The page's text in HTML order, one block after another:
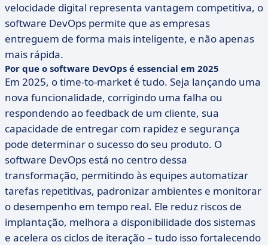
velocidade digital representa vantagem competitiva, o
software DevOps permite que as empresas
entreguem de forma mais inteligente, e não apenas
mais rápida.
Por que o software DevOps é essencial em 2025
Em 2025, o time-to-market é tudo. Seja lançando uma
nova funcionalidade, corrigindo uma falha ou
respondendo ao feedback de um cliente, sua
capacidade de entregar com rapidez e segurança
pode determinar o sucesso do seu produto. O
software DevOps está no centro dessa
transformação, permitindo às equipes automatizar
tarefas repetitivas, padronizar ambientes e monitorar
o desempenho em tempo real. Ele reduz riscos de
implantação, melhora a disponibilidade dos sistemas
e acelera os ciclos de iteração – tudo isso fortalecendo